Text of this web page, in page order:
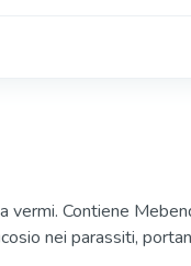
vermi. Contiene
nei parassiti,